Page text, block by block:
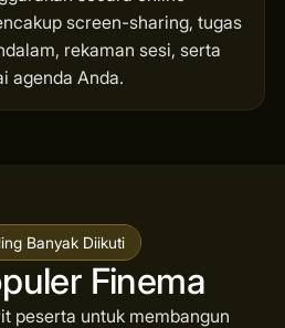
screen-sharing, tugas
rekaman sesi, serta
agenda Anda.
Banyak Diikuti
Finema
peserta untuk membangun